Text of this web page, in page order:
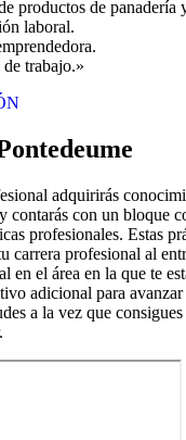
productos de panadería
laboral.
trabajo.»
adquirirás
contarás con un bloque
profesionales. Estas
carrera profesional al
en el área en la que te
adicional para
a la vez que